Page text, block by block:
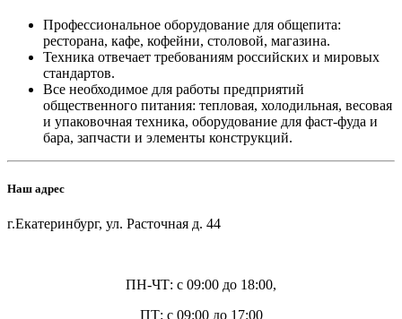
Профессиональное оборудование для общепита:
ресторана, кафе, кофейни, столовой, магазина.
Техника отвечает требованиям российских и мировых
стандартов.
Все необходимое для работы предприятий
общественного питания: тепловая, холодильная, весовая
и упаковочная техника, оборудование для фаст-фуда и
бара, запчасти и элементы конструкций.
Наш адрес
г.Екатеринбург, ул. Расточная д. 44
ПН-ЧТ: с 09:00 до 18:00,
ПТ: с 09:00 до 17:00